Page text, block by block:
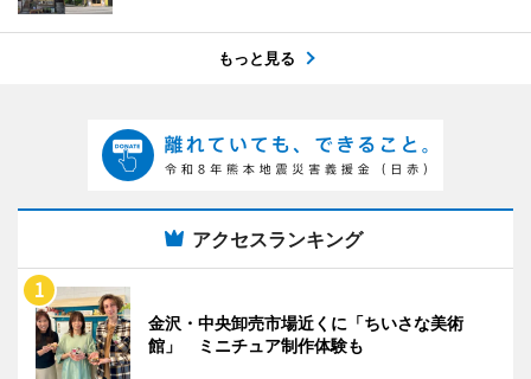
もっと見る
アクセスランキング
金沢・中央卸売市場近くに「ちいさな美術
館」 ミニチュア制作体験も